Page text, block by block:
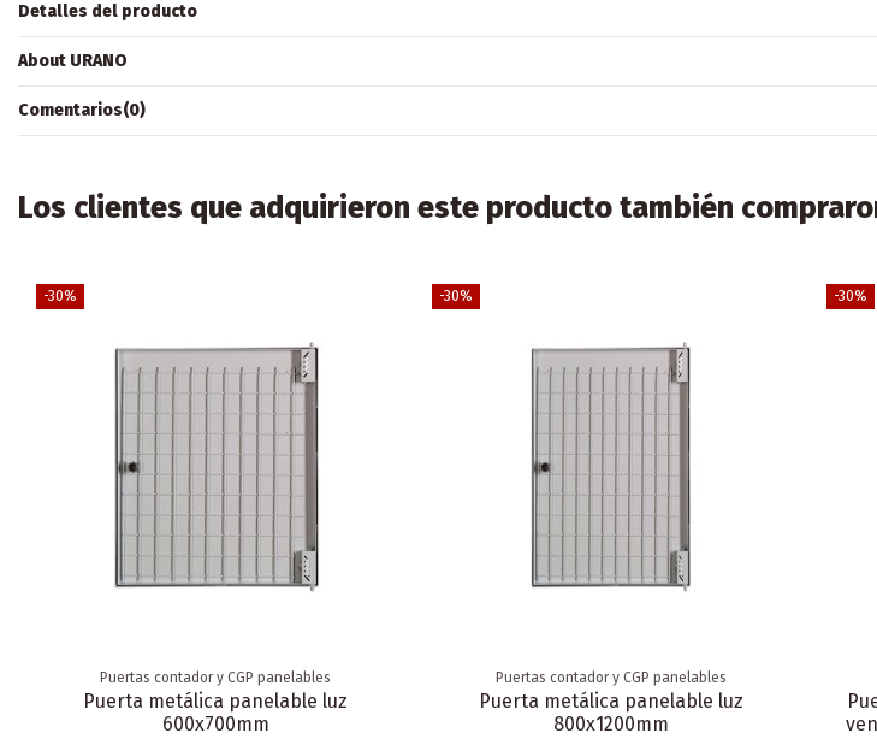
Detalles del producto
About URANO
Comentarios(0)
Los clientes que adquirieron este producto también
-30%
Puertas contador y CGP panelables
Puerta metálica panelable luz
600x700mm
-30%
Puertas contador y CGP panelables
Puerta metálica panelable luz
800x1200mm
-30%